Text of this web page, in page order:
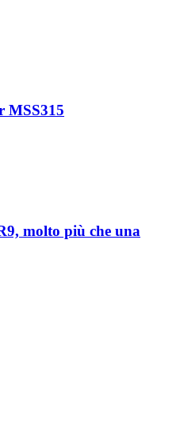
MSS315
molto più che una